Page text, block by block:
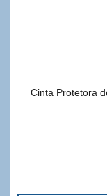
Cinta Protetora